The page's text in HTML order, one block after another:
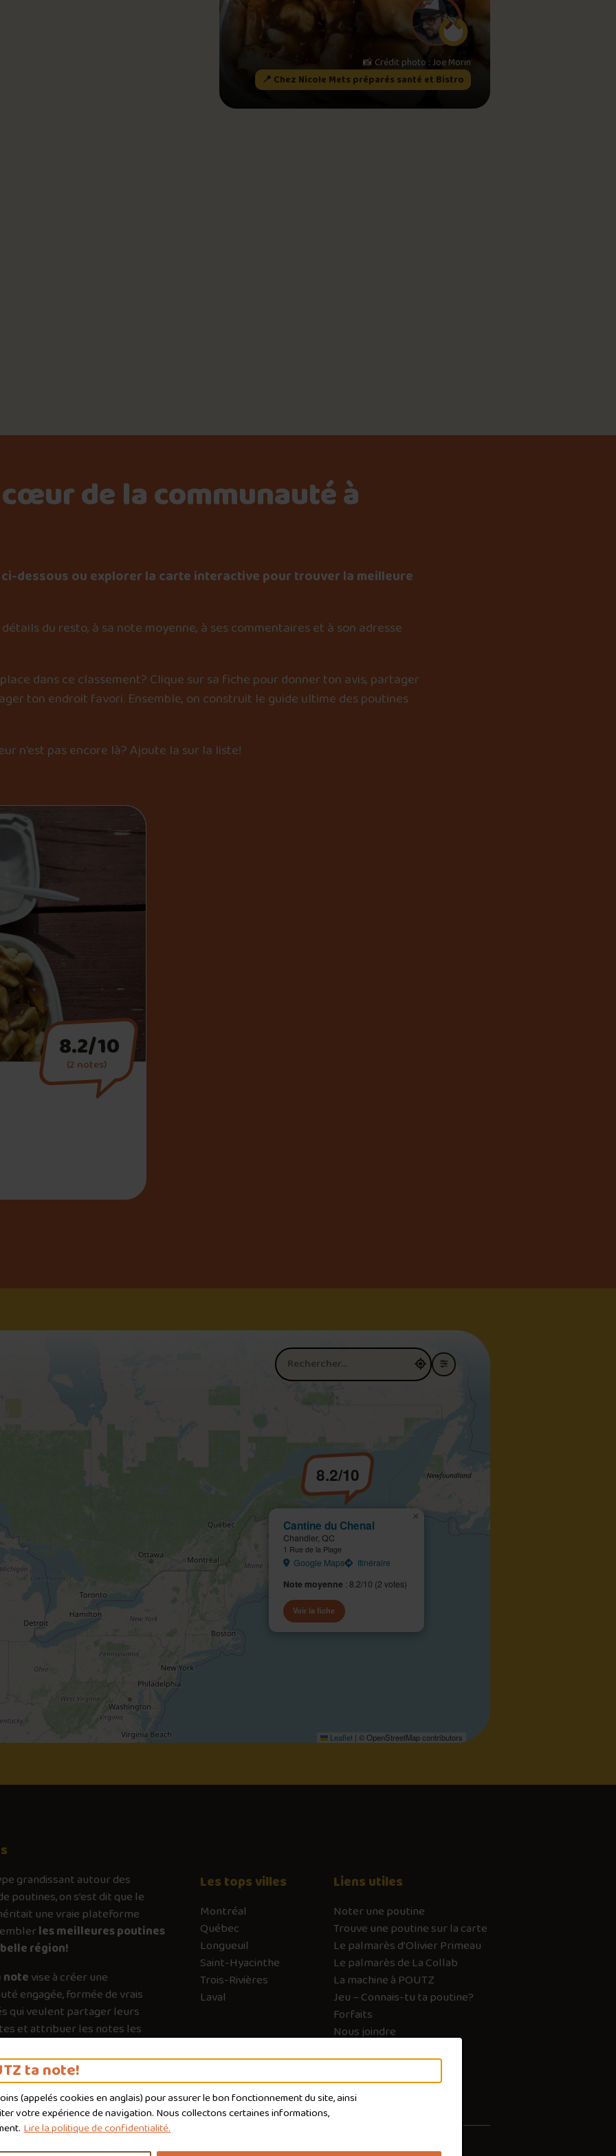
ta note!
(appeléscookiesen anglais) pour assurer le bon fonctionnement du site, ainsi
votre expérience de navigation. Nous collectons certaines informations,
Lire la politique de confidentialité.
Le palmarès d’Olivier Primeau
Jeu – Connais-tu ta poutine?
📸 Crédit photo : Joe Morin
📍 Chez Nicole Mets préparés santé et Bistro
de la communauté à
dessous ou explorer la carte interactive pour trouver la meilleure
du resto, à sa note moyenne, à ses commentaires et à son adresse
dans ce classement? Clique sur sa fiche pour donner ton avis, partager
ton endroit favori. Ensemble, on construit le guide ultime des poutines
n’est pas encore là? Ajoute la sur la liste!
8.2/10
(2 notes)
Nom du restaurant
8.2/10
Cantine du Chenal
Chandler, QC
1 Rue de la Plage
Google Maps
Itinéraire
Note moyenne : 8.2/10 (2 votes)
Voir la fiche
×
Leaflet | © OpenStreetMap contributors
grandissant autour des
poutines, on s’est dit que le
une vraie plateforme
les meilleures poutines
région!
notevise à créer une
engagée, formée de vrais
qui veulent partager leurs
et attribuer les notes les
pour guider les autres vers les
valent vraiment le détour.
Les tops villes
Montréal
Québec
Longueuil
Saint-Hyacinthe
Trois-Rivières
Laval
Liens utiles
Noter une poutine
Trouve une poutine sur la carte
Le palmarès d’Olivier Primeau
Le palmarès de La Collab
La machine à POUTZ
Jeu – Connais-tu ta poutine?
Forfaits
Nous joindre